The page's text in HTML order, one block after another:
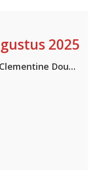
2025
Calvin Harris & Clementine Douglas